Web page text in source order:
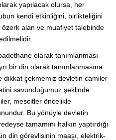
yapılacak olursa, her
kendi etkinliğini, birlikteliğini
özerk alan ve muafiyet talebinde
olarak tanımlanması
bir din olarak tanımlanmasına
dikkat çekmemiz devletin camiler
savunduğumuz şeklinde
mescitler öncelikle
Bu yönüyle devletin
tamamını halkın yaptırdığı
din görevlisinin maaşı, elektrik-